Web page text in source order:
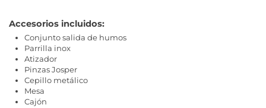
Accesorios incluidos:
Conjunto salida de humos
Parrilla inox
Atizador
Pinzas Josper
Cepillo metálico
Mesa
Cajón